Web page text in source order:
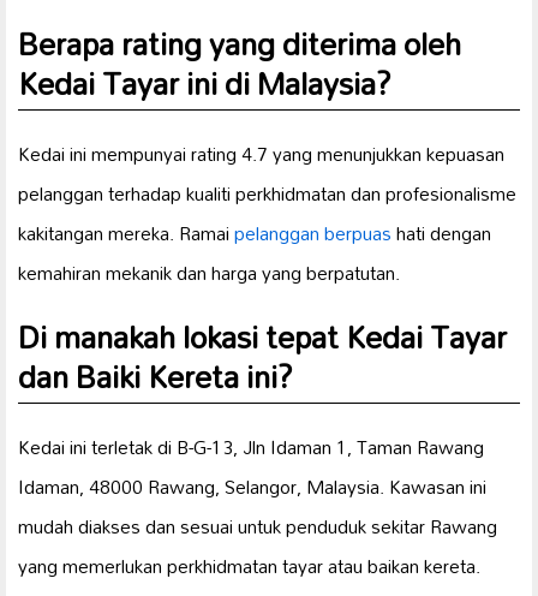
Berapa rating yang diterima oleh
Kedai Tayar ini di Malaysia?
Kedai ini mempunyai rating 4.7 yang menunjukkan kepuasan
pelanggan terhadap kualiti perkhidmatan dan profesionalisme
kakitangan mereka. Ramaipelanggan berpuashati dengan
kemahiran mekanik dan harga yang berpatutan.
Di manakah lokasi tepat Kedai Tayar
dan Baiki Kereta ini?
Kedai ini terletak di B-G-13, Jln Idaman 1, Taman Rawang
Idaman, 48000 Rawang, Selangor, Malaysia. Kawasan ini
mudah diakses dan sesuai untuk penduduk sekitar Rawang
yang memerlukan perkhidmatan tayar atau baikan kereta.